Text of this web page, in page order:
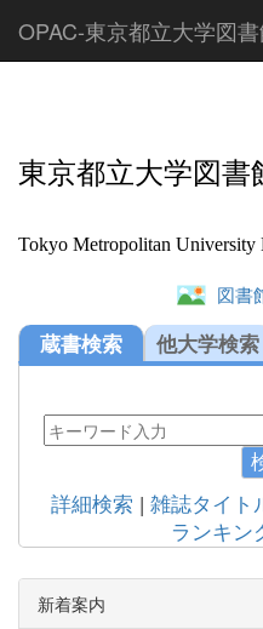
OPAC-東京都立大学図
東京都立大学図書
Tokyo Metropolitan University
図書
蔵書検索 他大学検索
詳細検索 | 雑誌タイト
ランキン
新着案内